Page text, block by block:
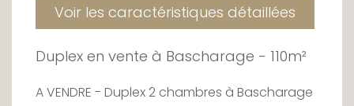
Voir les caractéristiques détaillées
Duplex en vente à Bascharage - 110m²
A VENDRE - Duplex 2 chambres à Bascharage